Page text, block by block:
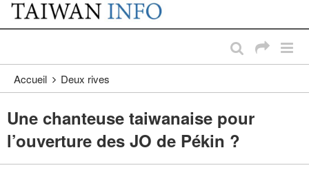
Passer au contenu principal
:::
Accueil Deux rives
Une chanteuse taiwanaise pour
l’ouverture des JO de Pékin ?